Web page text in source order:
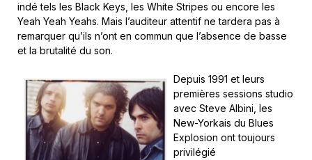
indé tels les Black Keys, les White Stripes ou encore les
Yeah Yeah Yeahs. Mais l’auditeur attentif ne tardera pas à
remarquer qu’ils n’ont en commun que l’absence de basse
et la brutalité du son.
Depuis 1991 et leurs
premières sessions studio
avec Steve Albini, les
New-Yorkais du Blues
Explosion ont toujours
privilégié